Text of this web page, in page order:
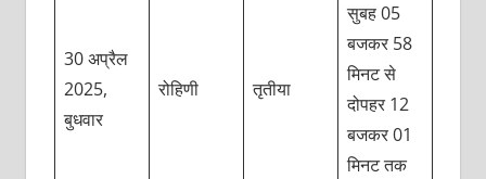
30 अप्रैल
2025,
बुधवार
रोहिणी तृतीया
सुबह 05
बजकर 58
मिनट से
दोपहर 12
बजकर 01
मिनट तक